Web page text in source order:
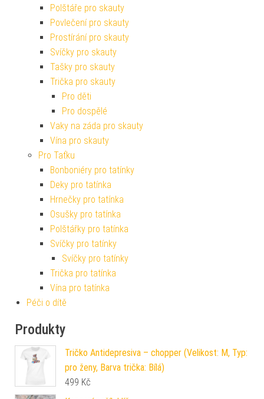
Polštáře pro skauty
Povlečení pro skauty
Prostírání pro skauty
Svíčky pro skauty
Tašky pro skauty
Trička pro skauty
Pro děti
Pro dospělé
Vaky na záda pro skauty
Vína pro skauty
Pro Taťku
Bonboniéry pro tatínky
Deky pro tatínka
Hrnečky pro tatínka
Osušky pro tatínka
Polštářky pro tatínka
Svíčky pro tatínky
Svíčky pro tatínky
Trička pro tatínka
Vína pro tatínka
Péči o dítě
Produkty
Tričko Antidepresiva – chopper (Velikost: M, Typ:
pro ženy, Barva trička: Bílá)
499 Kč